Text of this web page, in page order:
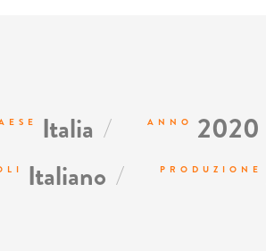
Italia / ANNO 2020
Italiano / PRODUZIONE